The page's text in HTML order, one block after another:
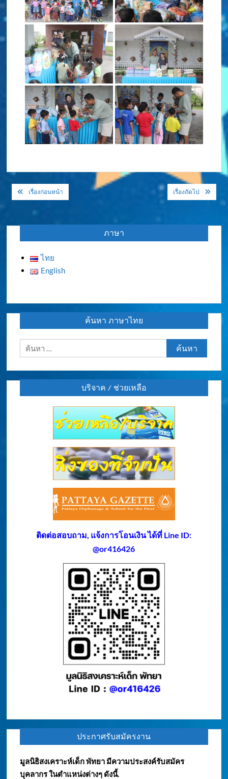
แนะแนว
เรื่อง
เรื่องก่อนหน้า เรื่องถัดไป
ภาษา
ไทย
English
ค้นหา ภาษาไทย
ค้นหา
สำหรับ:
บริจาค / ช่วยเหลือ
ติดต่อสอบถาม, แจ้งการโอนเงิน ได้ที่ Line ID:
@or416426
ประกาศรับสมัครงาน
มูลนิธิสงเคราะห์เด็ก พัทยา มีความประสงค์รับสมัคร
บุคลากร ในตำแหน่งต่างๆ ดังนี้.